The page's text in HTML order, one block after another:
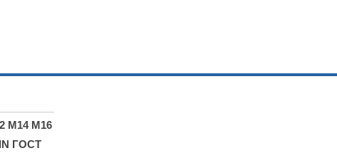
М14 М16
ГОСТ